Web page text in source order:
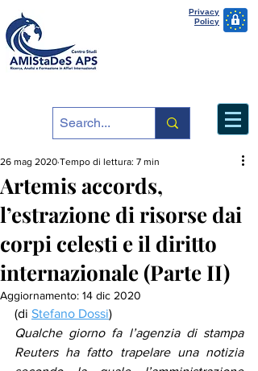
Privacy
Policy
Artemis accords,
l’estrazione di risorse dai
corpi celesti e il diritto
internazionale (Parte II)
26 mag 2020 Tempo di lettura: 7 min
Aggiornamento: 14 dic 2020
(di Stefano Dossi)
Qualche giorno fa l’agenzia di stampa
Reuters ha fatto trapelare una notizia